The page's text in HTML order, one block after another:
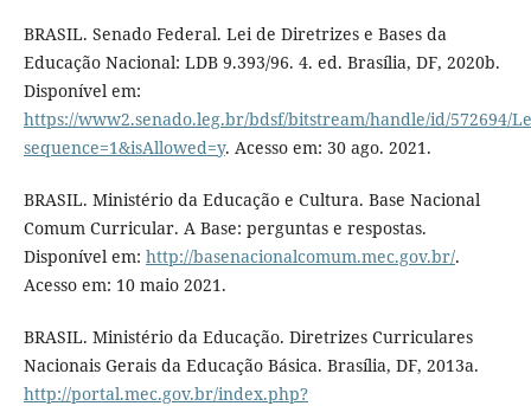
BRASIL. Senado Federal. Lei de Diretrizes e Bases da
Educação Nacional: LDB 9.393/96. 4. ed. Brasília, DF, 2020b.
Disponível em:
https://www2.senado.leg.br/bdsf/bitstream/handle/id/572694/
sequence=1&isAllowed=y. Acesso em: 30 ago. 2021.
BRASIL. Ministério da Educação e Cultura. Base Nacional
Comum Curricular. A Base: perguntas e respostas.
Disponível em: http://basenacionalcomum.mec.gov.br/.
Acesso em: 10 maio 2021.
BRASIL. Ministério da Educação. Diretrizes Curriculares
Nacionais Gerais da Educação Básica. Brasília, DF, 2013a.
http://portal.mec.gov.br/index.php?